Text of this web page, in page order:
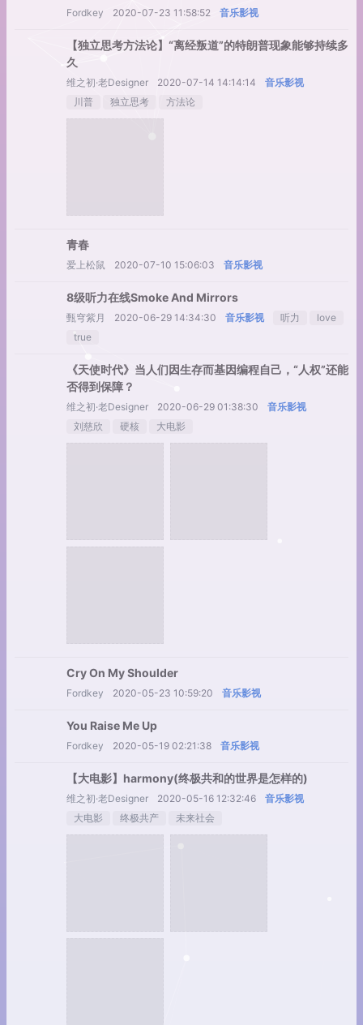
Fordkey 2020-07-23 11:58:52 音乐影视
【独立思考方法论】“离经叛道”的特朗普现象能够持续多
久
维之初·老Designer 2020-07-14 14:14:14
音乐影视
川普
独立思考 方法论
青春
爱上松鼠 2020-07-10 15:06:03 音乐影视
8级听力在线Smoke And Mirrors
甄穹紫月 2020-06-29 14:34:30 音乐影视 听力
love
true
《天使时代》当人们因生存而基因编程自己，“人权”还能
否得到保障？
维之初·老Designer 2020-06-29 01:38:30
音乐影视
刘慈欣
硬核 大电影
Cry On My Shoulder
Fordkey 2020-05-23 10:59:20 音乐影视
You Raise Me Up
Fordkey 2020-05-19 02:21:38 音乐影视
【大电影】harmony(终极共和的世界是怎样的)
维之初·老Designer 2020-05-16 12:32:46
音乐影视
大电影
终极共产 未来社会